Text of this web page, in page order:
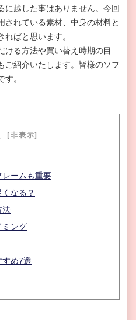
に越した事はありません。今回
されている素材、中身の材料と
ばと思います。
ける方法や買い替え時期の目
ご紹介いたします。皆様のソフ
。
レームも重要
なる？
法
ミング
め7選